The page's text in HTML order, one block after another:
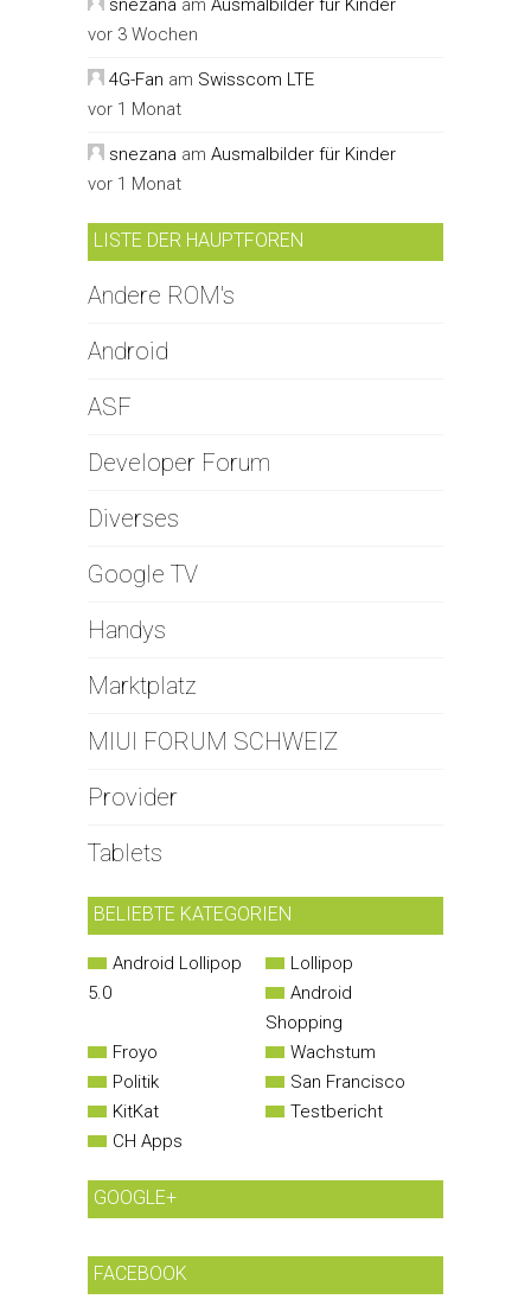
snezana am Ausmalbilder für Kinder
vor 3 Wochen
4G-Fan am Swisscom LTE
vor 1 Monat
snezana am Ausmalbilder für Kinder
vor 1 Monat
LISTE DER HAUPTFOREN
Andere ROM's
Android
ASF
Developer Forum
Diverses
Google TV
Handys
Marktplatz
MIUI FORUM SCHWEIZ
Provider
Tablets
BELIEBTE KATEGORIEN
Android Lollipop
5.0
Lollipop
Android
Shopping
Froyo
Wachstum
Politik
San Francisco
KitKat
Testbericht
CH Apps
GOOGLE+
FACEBOOK